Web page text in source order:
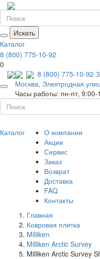
Искать
Каталог
8 (800) 775-10-92
0
8 (800) 775-10-92
Москва, Электродная
Часы работы: пн-пт, 9:00-
Каталог
О компании
Акции
Сервис
Заказ
Возврат
Доставка
FAQ
Контакты
Главная
Ковровая плитка
Milliken
Milliken Arctic Survey
Milliken Arctic Survey